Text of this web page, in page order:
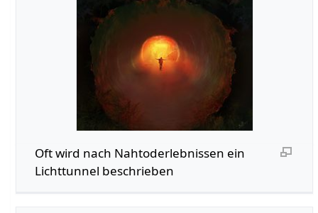
Oft wird nach Nahtoderlebnissen ein
Lichttunnel beschrieben